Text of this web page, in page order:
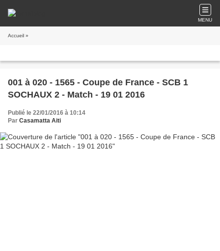
MENU
Accueil »
001 à 020 - 1565 - Coupe de France - SCB 1
SOCHAUX 2 - Match - 19 01 2016
Publié le 22/01/2016 à 10:14
Par Casamatta Aiti